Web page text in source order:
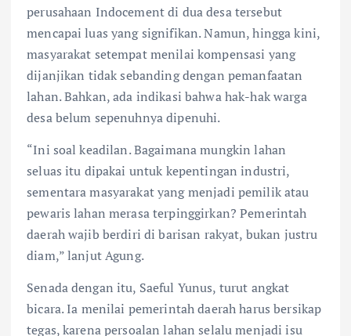
perusahaan Indocement di dua desa tersebut
mencapai luas yang signifikan. Namun, hingga kini,
masyarakat setempat menilai kompensasi yang
dijanjikan tidak sebanding dengan pemanfaatan
lahan. Bahkan, ada indikasi bahwa hak-hak warga
desa belum sepenuhnya dipenuhi.
“Ini soal keadilan. Bagaimana mungkin lahan
seluas itu dipakai untuk kepentingan industri,
sementara masyarakat yang menjadi pemilik atau
pewaris lahan merasa terpinggirkan? Pemerintah
daerah wajib berdiri di barisan rakyat, bukan justru
diam,” lanjut Agung.
Senada dengan itu, Saeful Yunus, turut angkat
bicara. Ia menilai pemerintah daerah harus bersikap
tegas, karena persoalan lahan selalu menjadi isu